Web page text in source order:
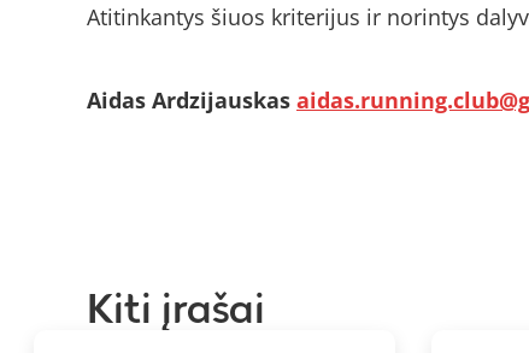
Atitinkantys šiuos kriterijus ir norintys
Aidas Ardzijauskas
Kiti įrašai